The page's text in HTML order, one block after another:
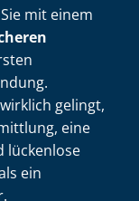
mit einem
wirklich gelingt,
eine
lückenlose
ein